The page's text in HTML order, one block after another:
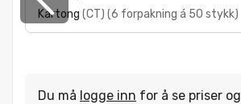
Kartong (CT) (6 forpakning á 50 stykk)
Du må logge inn for å se priser og